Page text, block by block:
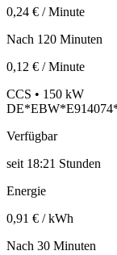
0,24 € / Minute
Nach 120 Minuten
0,12 € / Minute
CCS • 150 kW
Verfügbar
seit 18:21 Stunden
Energie
0,91 € / kWh
Nach 30 Minuten